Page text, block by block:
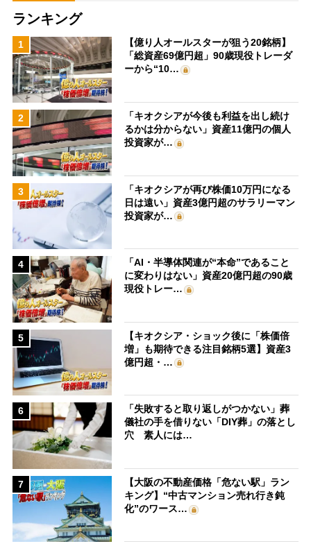
ランキング
1
【億り人オールスターが狙う20銘柄】
「総資産69億円超」90歳現役トレーダ
ーから“10…
2
「キオクシアが今後も利益を出し続け
るかは分からない」資産11億円の個人
投資家が…
3
「キオクシアが再び株価10万円になる
日は遠い」資産3億円超のサラリーマン
投資家が…
4
「AI・半導体関連が“本命”であること
に変わりはない」資産20億円超の90歳
現役トレー…
5
【キオクシア・ショック後に「株価倍
増」も期待できる注目銘柄5選】資産3
億円超・…
6
「失敗すると取り返しがつかない」葬
儀社の手を借りない「DIY葬」の落とし
穴 素人には…
7
【大阪の不動産価格「危ない駅」ラン
キング】“中古マンション売れ行き鈍
化”のワース…